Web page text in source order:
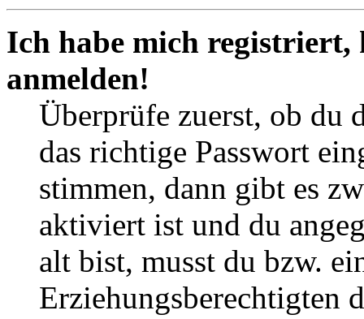
Ich habe mich
anmelden!
Überprüfe zuerst, ob du
das richtige Passwort
stimmen, dann gibt es
aktiviert ist und du
alt bist, musst du bzw.
Erziehungsberechtigten